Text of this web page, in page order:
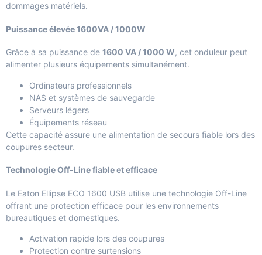
dommages matériels.
Puissance élevée 1600VA / 1000W
Grâce à sa puissance de 1600 VA / 1000 W, cet onduleur peut
alimenter plusieurs équipements simultanément.
Ordinateurs professionnels
NAS et systèmes de sauvegarde
Serveurs légers
Équipements réseau
Cette capacité assure une alimentation de secours fiable lors des
coupures secteur.
Technologie Off-Line fiable et efficace
Le Eaton Ellipse ECO 1600 USB utilise une technologie Off-Line
offrant une protection efficace pour les environnements
bureautiques et domestiques.
Activation rapide lors des coupures
Protection contre surtensions